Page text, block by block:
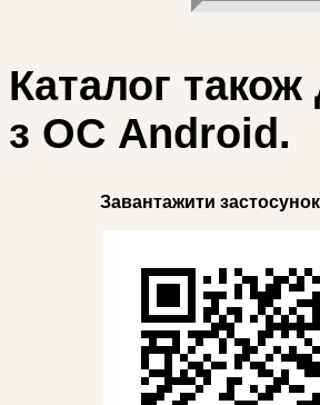
Каталог
з ОС Android.
Завантажити